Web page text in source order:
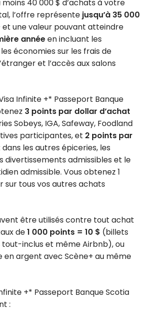
40 000 $ d’achats à votre
l’offre représente jusqu’à 35 000
et une valeur pouvant atteindre
annéeen incluant les
économies sur les frais de
et l’accès aux salons
Infinite +* Passeport Banque
3 points par dollar d’achat
Sobeys, IGA, Safeway, Foodland
participantes, et 2 points par
dans les autres épiceries, les
divertissements admissibles et le
admissible. Vous obtenez 1
sur tous vos autres achats
être utilisés contre tout achat
de1 000 points = 10 $ (billets
tout-inclus et même Airbnb), ou
en argent avec Scène+ au même
+* Passeport Banque Scotia
: